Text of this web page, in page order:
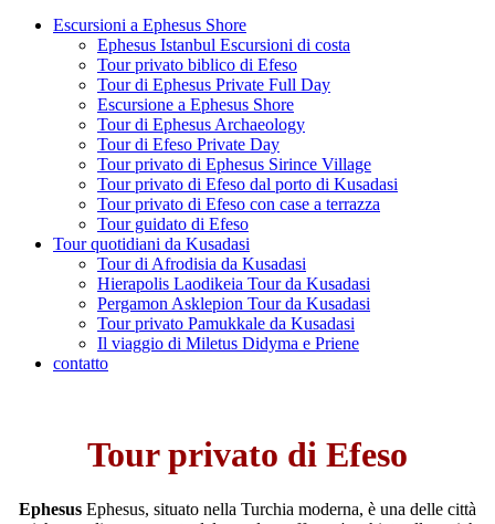
Escursioni a Ephesus Shore
Ephesus Istanbul Escursioni di costa
Tour privato biblico di Efeso
Tour di Ephesus Private Full Day
Escursione a Ephesus Shore
Tour di Ephesus Archaeology
Tour di Efeso Private Day
Tour privato di Ephesus Sirince Village
Tour privato di Efeso dal porto di Kusadasi
Tour privato di Efeso con case a terrazza
Tour guidato di Efeso
Tour quotidiani da Kusadasi
Tour di Afrodisia da Kusadasi
Hierapolis Laodikeia Tour da Kusadasi
Pergamon Asklepion Tour da Kusadasi
Tour privato Pamukkale da Kusadasi
Il viaggio di Miletus Didyma e Priene
contatto
Tour privato di Efeso
Ephesus Ephesus, situato nella Turchia moderna, è una delle città